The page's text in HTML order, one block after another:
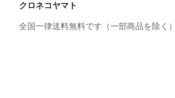
クロネコヤマト
全国一律送料無料です（一部商品を除く）